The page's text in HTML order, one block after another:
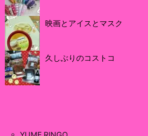
映画とアイスとマスク
久しぶりのコストコ